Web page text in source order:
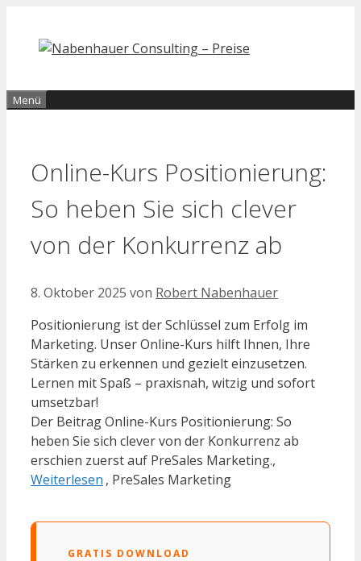
Inhalt
springen
Menü
Online-Kurs Positionierung:
So heben Sie sich clever
von der Konkurrenz ab
8. Oktober 2025 von Robert Nabenhauer
Positionierung ist der Schlüssel zum Erfolg im
Marketing. Unser Online-Kurs hilft Ihnen, Ihre
Stärken zu erkennen und gezielt einzusetzen.
Lernen mit Spaß – praxisnah, witzig und sofort
umsetzbar!
Der Beitrag Online-Kurs Positionierung: So
heben Sie sich clever von der Konkurrenz ab
erschien zuerst auf PreSales Marketing.,
Weiterlesen , PreSales Marketing
GRATIS DOWNLOAD